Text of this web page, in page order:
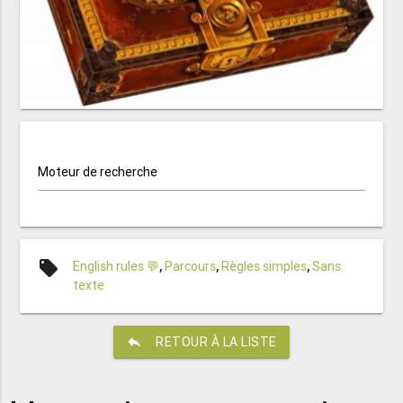
Moteur de recherche
local_offer English rules 💬, Parcours, Règles simples,Sans
texte
reply RETOUR À LA LISTE